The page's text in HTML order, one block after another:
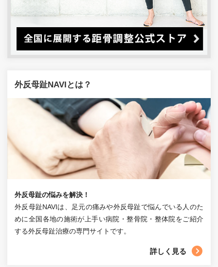
外反母趾NAVIとは？
外反母趾の悩みを解決！
外反母趾NAVIは、足元の痛みや外反母趾で悩んでいる人のた
めに全国各地の施術が上手い病院・整骨院・整体院をご紹介
する外反母趾治療の専門サイトです。
詳しく見る